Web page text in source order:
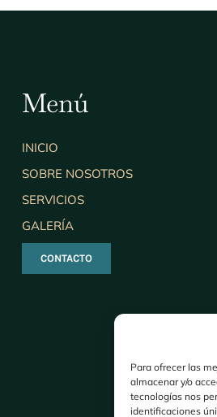
Para ofrecer las
almacenar y/o
tecnologías nos
identificaciones
Menú
INICIO
SOBRE NOSOTROS
SERVICIOS
GALERÍA
CONTACTO